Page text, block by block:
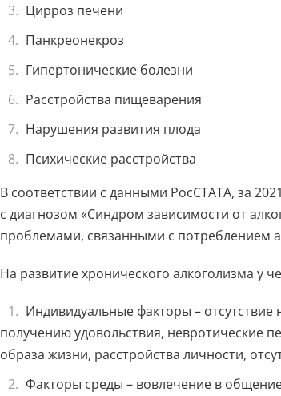
Цирроз печени
Панкреонекроз
Гипертонические болезни
Расстройства пищеварения
Нарушения развития плода
Психические расстройства
В соответствии с данными РосСТАТА, за
с диагнозом «Синдром зависимости от
проблемами, связанными с потреблением
На развитие хронического алкоголизма у
Индивидуальные факторы –
получению удовольствия, невротические
образа жизни, расстройства личности,
Факторы среды – вовлечение в